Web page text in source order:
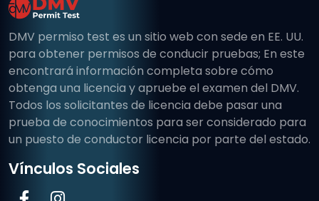
DMV permiso test es un sitio web con sede en EE. UU.
para obtener permisos de conducir pruebas; En este
encontrará información completa sobre cómo
obtenga una licencia y apruebe el examen del DMV.
Todos los solicitantes de licencia debe pasar una
prueba de conocimientos para ser considerado para
un puesto de conductor licencia por parte del estado.
Vínculos Sociales